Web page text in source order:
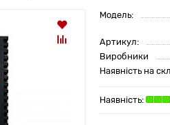
Модель:
Артикул:
Виробники
Наявність на